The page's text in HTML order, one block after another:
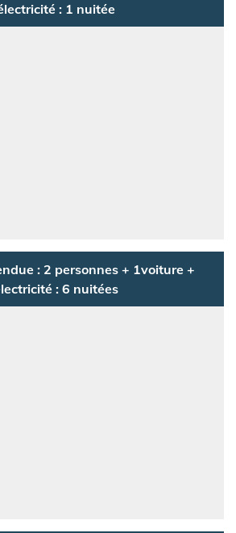
: 1 nuitée
: 2 personnes + 1voiture +
: 6 nuitées